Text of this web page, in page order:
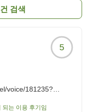
검색
5
voice/181235?
되는 이용 후기임